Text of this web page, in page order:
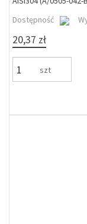
Dostępność
20,37 zł
szt